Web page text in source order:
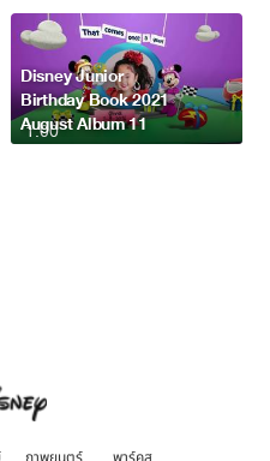
1:00
Disney Junior
Birthday Book 2021
August Album 11